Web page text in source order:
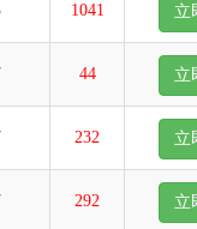
1041 立
44 立
232 立
292 立